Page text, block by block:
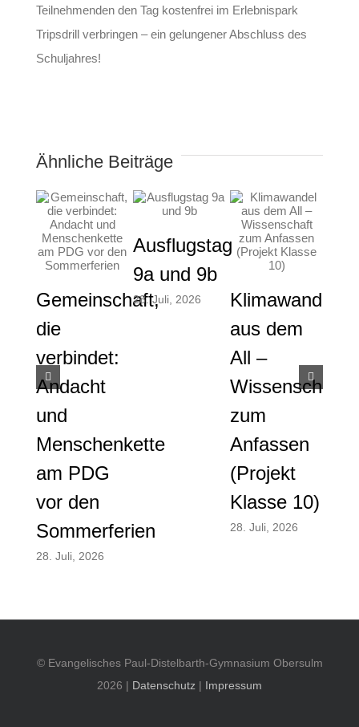
Teilnehmenden den Tag kostenfrei im Erlebnispark
Tripsdrill verbringen – ein gelungener Abschluss des
Schuljahres!
Ähnliche Beiträge
Gemeinschaft,
die
verbindet:
Andacht
und
Menschenkette
am PDG
vor den
Sommerferien
28. Juli, 2026
Ausflugstag
9a und 9b
28. Juli, 2026
Klimawandel
aus dem
All –
Wissenschaft
zum
Anfassen
(Projekt
Klasse 10)
28. Juli, 2026
© Evangelisches Paul-Distelbarth-Gymnasium Obersulm
2026 | Datenschutz | Impressum